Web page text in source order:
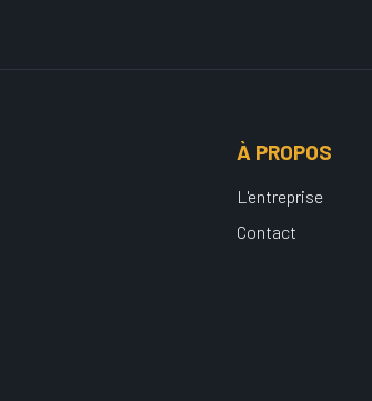
À PROPOS
L'entreprise
Contact